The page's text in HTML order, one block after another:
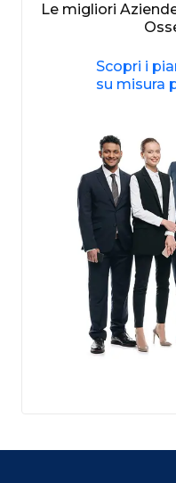
Le migliori
Scopri i
su misura